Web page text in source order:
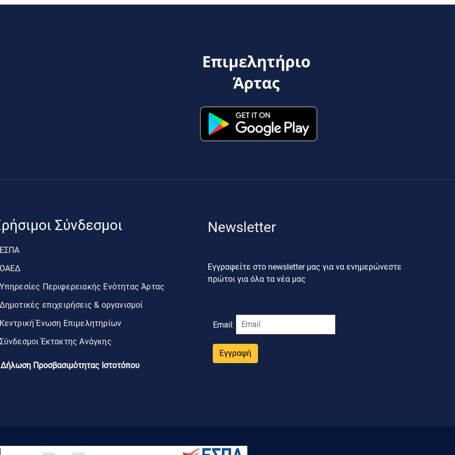
Σύνδεσμοι
Περιφερειακής Ενότητας Άρτας
επιχειρήσεις & οργανισμοί
Ένωση Επιμελητηρίων
Έκτακτης Ανάγκης
Δήλωση Προσβασιμότητας Ιστοτόπου
Newsletter
Εγγραφείτε στο newsletter μας για να ενημερώνεστε
πρώτοι για όλα τα νέα μας
Email:
Εγγραφή